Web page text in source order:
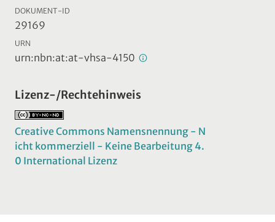
DOKUMENT-ID
29169
URN
urn:nbn:at:at-vhsa-4150
Lizenz-/Rechtehinweis
Creative Commons Namensnennung - N
icht kommerziell - Keine Bearbeitung 4.
0 International Lizenz